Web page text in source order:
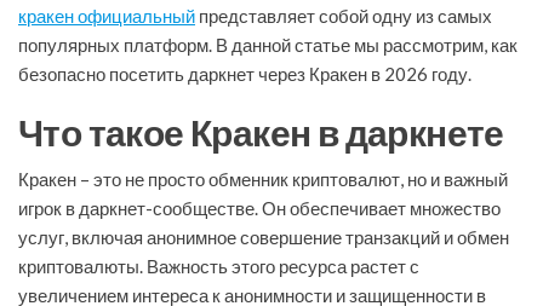
кракен официальный представляет собой одну из самых
популярных платформ. В данной статье мы рассмотрим, как
безопасно посетить даркнет через Кракен в 2026 году.
Что такое Кракен в даркнете
Кракен – это не просто обменник криптовалют, но и важный
игрок в даркнет-сообществе. Он обеспечивает множество
услуг, включая анонимное совершение транзакций и обмен
криптовалюты. Важность этого ресурса растет с
увеличением интереса к анонимности и защищенности в